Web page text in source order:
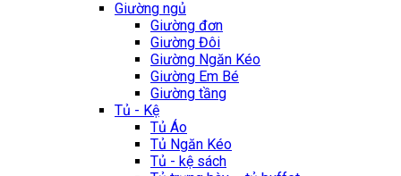
Giường ngủ
Giường đơn
Giường Đôi
Giường Ngăn Kéo
Giường Em Bé
Giường tầng
Tủ - Kệ
Tủ Áo
Tủ Ngăn Kéo
Tủ - kệ sách